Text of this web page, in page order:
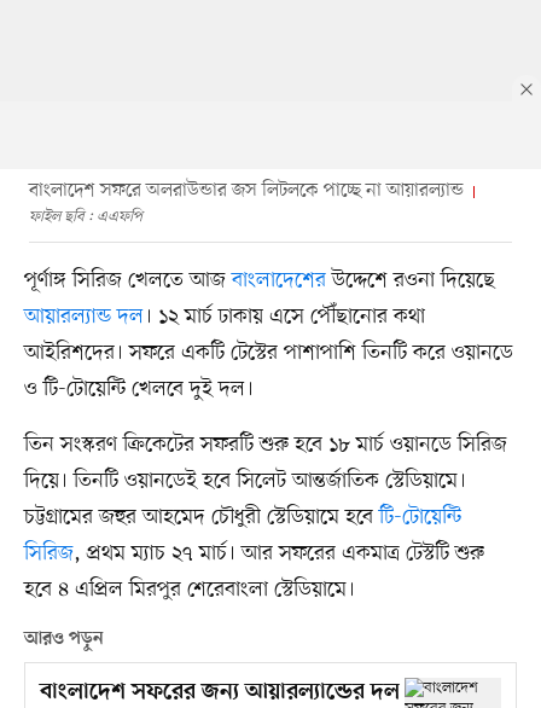
বাংলাদেশ সফরে অলরাউন্ডার জস লিটলকে পাচ্ছে না আয়ারল্যান্ড
ফাইল ছবি : এএফপি
পূর্ণাঙ্গ সিরিজ খেলতে আজবাংলাদেশেরউদ্দেশে রওনা দিয়েছে
আয়ারল্যান্ড দল। ১২ মার্চ ঢাকায় এসে পৌঁছানোর কথা
আইরিশদের। সফরে একটি টেস্টের পাশাপাশি তিনটি করে ওয়ানডে
ও টি-টোয়েন্টি খেলবে দুই দল।
তিন সংস্করণ ক্রিকেটের সফরটি শুরু হবে ১৮ মার্চ ওয়ানডে সিরিজ
দিয়ে। তিনটি ওয়ানডেই হবে সিলেট আন্তর্জাতিক স্টেডিয়ামে।
চট্টগ্রামের জহুর আহমেদ চৌধুরী স্টেডিয়ামে হবেটি-টোয়েন্টি
সিরিজ, প্রথম ম্যাচ ২৭ মার্চ। আর সফরের একমাত্র টেস্টটি শুরু
হবে ৪ এপ্রিল মিরপুর শেরেবাংলা স্টেডিয়ামে।
আরও পড়ুন
বাংলাদেশ সফরের জন্য আয়ারল্যান্ডের দল